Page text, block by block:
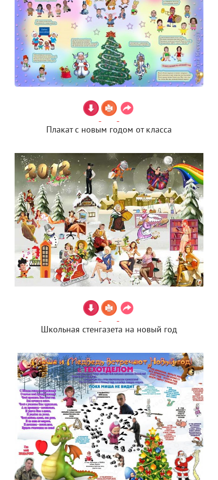
Плакат с новым годом от класса
Школьная стенгазета на новый год